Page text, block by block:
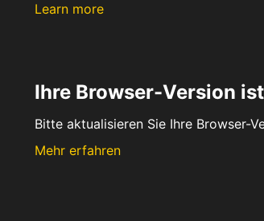
Learn more
Ihre Browser-Version
Bitte aktualisieren Sie Ihre Browser-
Mehr erfahren